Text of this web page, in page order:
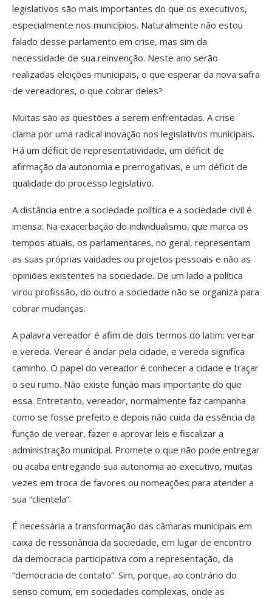
legislativos são mais importantes do que os executivos,
especialmente nos municípios. Naturalmente não estou
falado desse parlamento em crise, mas sim da
necessidade de sua reinvenção. Neste ano serão
realizadas eleições municipais, o que esperar da nova safra
de vereadores, o que cobrar deles?
Muitas são as questões a serem enfrentadas. A crise
clama por uma radical inovação nos legislativos municipais.
Há um déficit de representatividade, um déficit de
afirmação da autonomia e prerrogativas, e um déficit de
qualidade do processo legislativo.
A distância entre a sociedade política e a sociedade civil é
imensa. Na exacerbação do individualismo, que marca os
tempos atuais, os parlamentares, no geral, representam
as suas próprias vaidades ou projetos pessoais e não as
opiniões existentes na sociedade. De um lado a política
virou profissão, do outro a sociedade não se organiza para
cobrar mudanças.
A palavra vereador é afim de dois termos do latim: verear
e vereda. Verear é andar pela cidade, e vereda significa
caminho. O papel do vereador é conhecer a cidade e traçar
o seu rumo. Não existe função mais importante do que
essa. Entretanto, vereador, normalmente faz campanha
como se fosse prefeito e depois não cuida da essência da
função de verear, fazer e aprovar leis e fiscalizar a
administração municipal. Promete o que não pode entregar
ou acaba entregando sua autonomia ao executivo, muitas
vezes em troca de favores ou nomeações para atender a
sua “clientela”.
É necessária a transformação das câmaras municipais em
caixa de ressonância da sociedade, em lugar de encontro
da democracia participativa com a representação, da
“democracia de contato”. Sim, porque, ao contrário do
senso comum, em sociedades complexas, onde as